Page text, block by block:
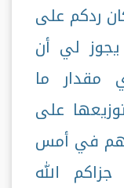
ردكم على
لي أن
مقدار ما
على
في أمس
جزاكم الله